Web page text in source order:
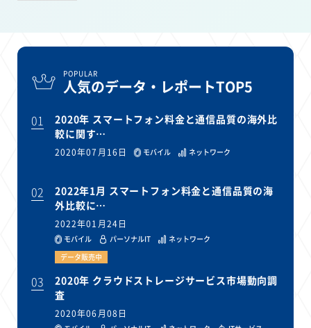
POPULAR
人気のデータ・レポートTOP5
01
2020年 スマートフォン料金と通信品質の海外比
較に関す…
2020年07月16日 モバイル ネットワーク
02
2022年1月 スマートフォン料金と通信品質の海
外比較に…
2022年01月24日
モバイル パーソナルIT
ネットワーク
データ販売中
03
2020年 クラウドストレージサービス市場動向調
査
2020年06月08日